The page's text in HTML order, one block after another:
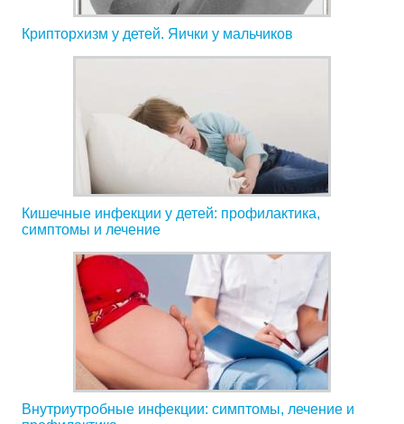
Крипторхизм у детей. Яички у мальчиков
Кишечные инфекции у детей: профилактика,
симптомы и лечение
Внутриутробные инфекции: симптомы, лечение и